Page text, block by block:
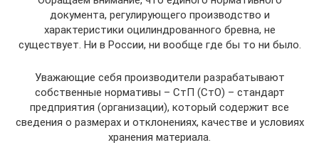
документа, регулирующего производство и
характеристики оцилиндрованного бревна, не
существует. Ни в России, ни вообще где бы то ни было.
Уважающие себя производители разрабатывают
собственные нормативы – СтП (СтО) – стандарт
предприятия (организации), который содержит все
сведения о размерах и отклонениях, качестве и условиях
хранения материала.